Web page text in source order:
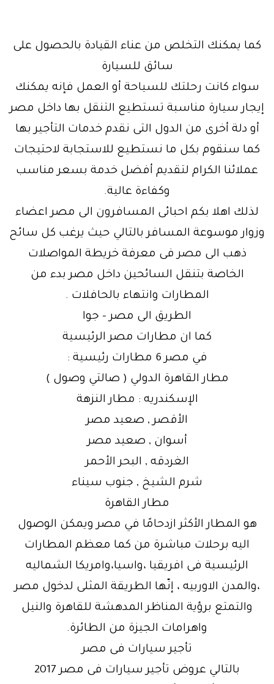
كما يمكنك التخلص من عناء القيادة بالحصول على
سائق للسيارة
سواء كانت رحلتك للسياحة أو العمل فإنه يمكنك
إيجار سيارة مناسبة تستطيع التنقل بها داخل مصر
أو دلة أخرى من الدول التى نقدم خدمات التأجير بها
كما سنقوم بكل ما نستطيع للاستجابة لاحتيجات
عملائنا الكرام لتقديم أفضل خدمة بسعر مناسب
وكفاءة عالية.
لذلك اهلا بكم احبائى المسافرون الى مصر اعضاء
وزوار موسوعة المسافر بالتالي حيث يرغب كل سائح
ذهب الى مصر فى معرفة خريطة المواصلات
الخاصة بتنقل السائحين داخل مصر بدء من
المطارات وانتهاء بالحافلات .
الطريق الى مصر – جوا
كما ان مطارات مصر الرئيسية
في مصر 6 مطارات رئيسية :
مطار القاهرة الدولي ( صالتي وصول )
الإسكندريه : مطار النزهة
الأقصر , صعيد مصر
أسوان , صعيد مصر
الغردقه , البحر الأحمر
شرم الشيخ , جنوب سيناء
مطار القاهرة
هو المطار الأكثر ازدحامًا في مصر ويمكن الوصول
اليه برحلات مباشرة من كما معظم المطارات
الرئيسية فى افريقيا ،واسيا،وامريكا الشماليه
،والمدن الاوربيه ، إنّها الطريقة المثلى لدخول مصر
والتمتع برؤية المناظر المدهشة للقاهرة والنيل
واهرامات الجيزة من الطائرة.
تأجير سيارات فى مصر
بالتالي عروض تأجير سيارات فى مصر 2017